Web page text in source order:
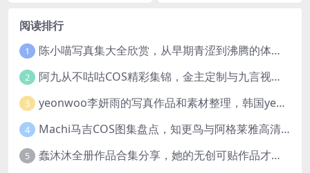
阅读排行
1 陈小喵写真集大全欣赏，从早期青涩到沸腾的体温作品全记录
2 阿九从不咕咕COS精彩集锦，金主定制与九言视频分享
3 yeonwoo李妍雨的写真作品和素材整理，韩国yeonwoo牛奶胶卷完整版欣赏
4 Machi马吉COS图集盘点，知更鸟与阿格莱雅高清图包欣赏
5 蠢沐沐全册作品合集分享，她的无创可贴作品才是网友们的超爱